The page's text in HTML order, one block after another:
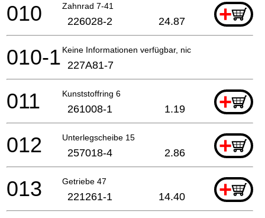
Zahnrad 7-41 +
010 226028-2 24.87
Keine Informationen verfügbar, nicht bestellbar
010-1 227A81-7
Kunststoffring 6 +
011 261008-1 1.19
Unterlegscheibe 15 +
012 257018-4 2.86
Getriebe 47 +
013 221261-1 14.40